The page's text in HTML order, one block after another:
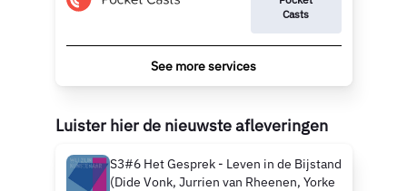
Casts
See more services
Luister hier de nieuwste afleveringen
S3#6 Het Gesprek - Leven in de Bijstand
(Dide Vonk, Jurrien van Rheenen, Yorke